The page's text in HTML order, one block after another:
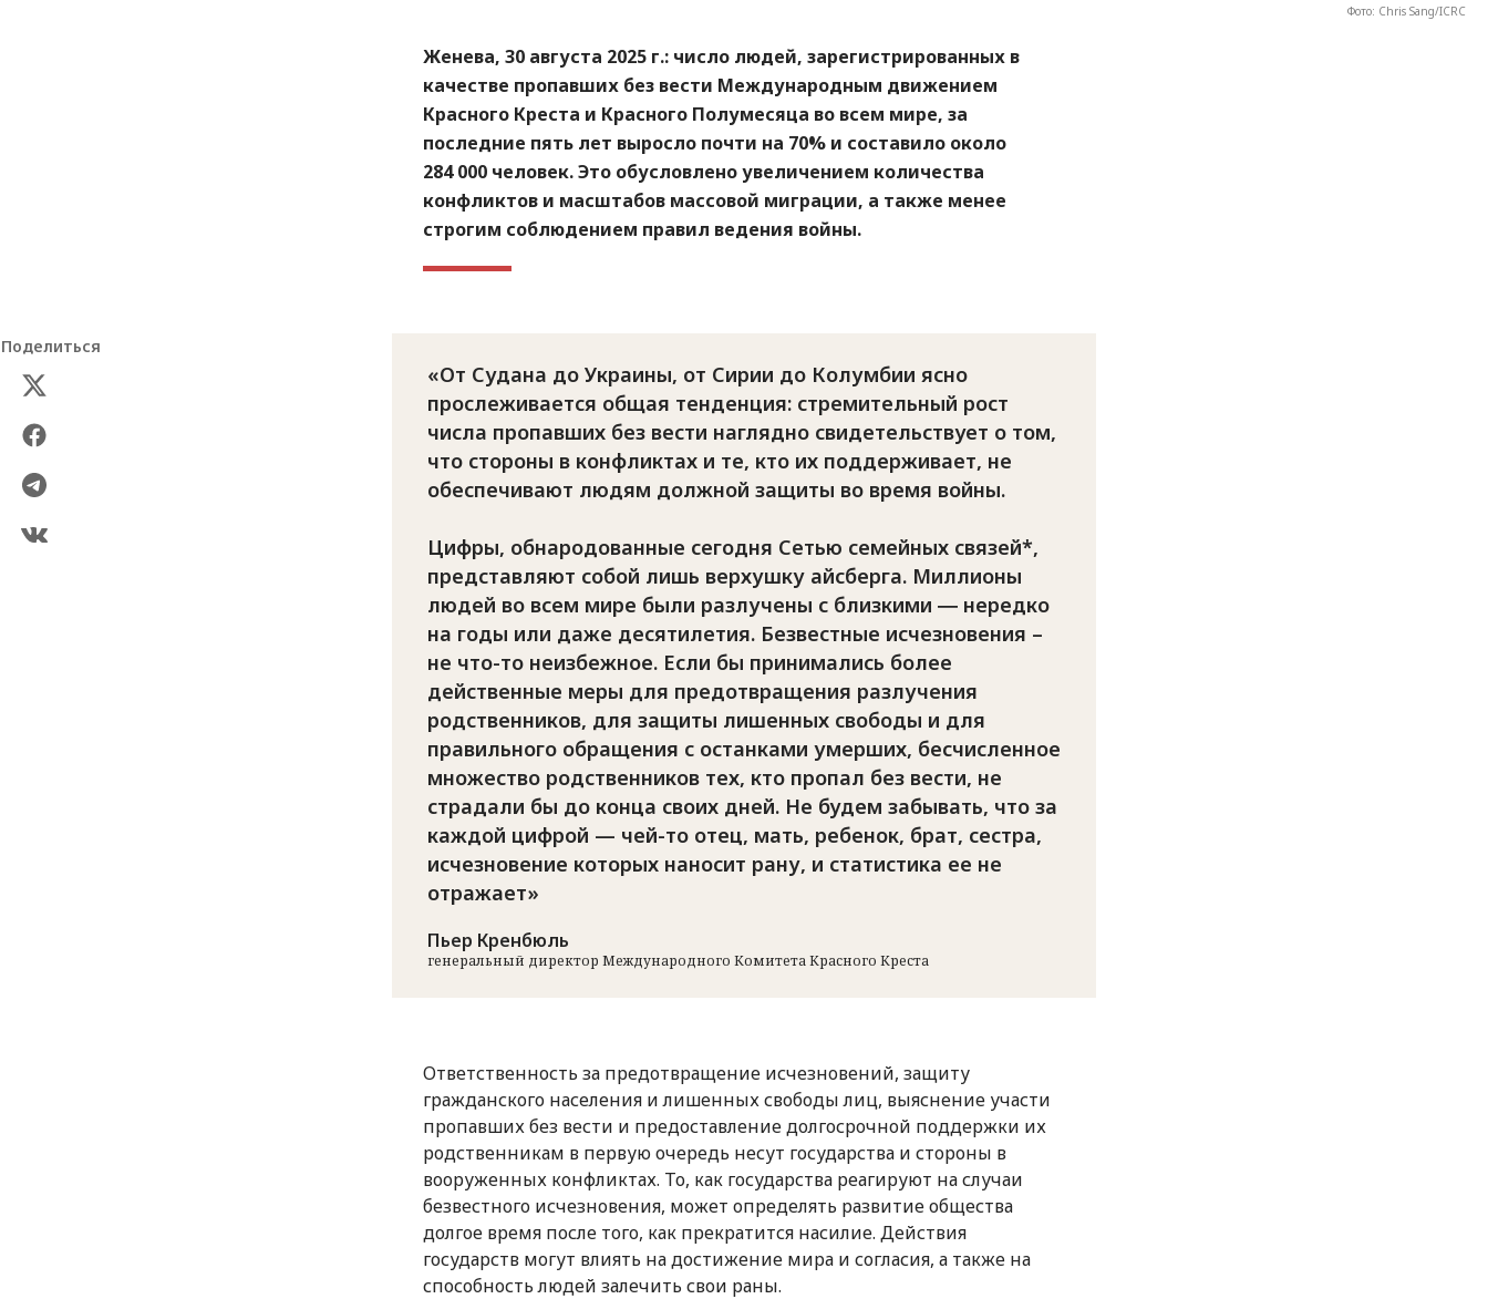
Фото: Chris Sang/ICRC
Женева, 30 августа 2025 г.: число людей, зарегистрированных в
качестве пропавших без вести Международным движением
Красного Креста и Красного Полумесяца во всем мире, за
последние пять лет выросло почти на 70% и составило около
284 000 человек. Это обусловлено увеличением количества
конфликтов и масштабов массовой миграции, а также менее
строгим соблюдением правил ведения войны.
Поделиться
От Судана до Украины, от Сирии до Колумбии ясно
прослеживается общая тенденция: стремительный рост
числа пропавших без вести наглядно свидетельствует о том,
что стороны в конфликтах и те, кто их поддерживает, не
обеспечивают людям должной защиты во время войны.
Цифры, обнародованные сегодня Сетью семейных связей*,
представляют собой лишь верхушку айсберга. Миллионы
людей во всем мире были разлучены с близкими ― нередко
на годы или даже десятилетия. Безвестные исчезновения –
не что-то неизбежное. Если бы принимались более
действенные меры для предотвращения разлучения
родственников, для защиты лишенных свободы и для
правильного обращения с останками умерших, бесчисленное
множество родственников тех, кто пропал без вести, не
страдали бы до конца своих дней. Не будем забывать, что за
каждой цифрой — чей-то отец, мать, ребенок, брат, сестра,
исчезновение которых наносит рану, и статистика ее не
отражает
Пьер Кренбюль
генеральный директор Международного Комитета Красного Креста
Ответственность за предотвращение исчезновений, защиту
гражданского населения и лишенных свободы лиц, выяснение участи
пропавших без вести и предоставление долгосрочной поддержки их
родственникам в первую очередь несут государства и стороны в
вооруженных конфликтах. То, как государства реагируют на случаи
безвестного исчезновения, может определять развитие общества
долгое время после того, как прекратится насилие. Действия
государств могут влиять на достижение мира и согласия, а также на
способность людей залечить свои раны.